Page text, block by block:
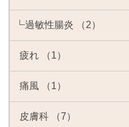
過敏性腸炎 （2）
疲れ （1）
痛風 （1）
皮膚科 （7）